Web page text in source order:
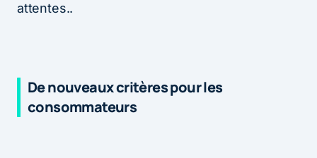
attentes..
De nouveaux critères pour les
consommateurs